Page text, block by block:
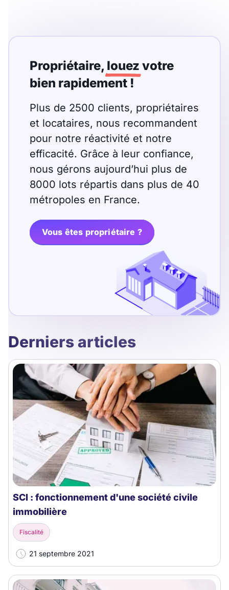
Propriétaire, louez votre
bien rapidement !
Plus de 2500 clients, propriétaires
et locataires, nous recommandent
pour notre réactivité et notre
efficacité. Grâce à leur confiance,
nous gérons aujourd’hui plus de
8000 lots répartis dans plus de 40
métropoles en France.
Vous êtes propriétaire ?
Derniers articles
SCI : fonctionnement d'une société civile
immobilière
Fiscalité
21 septembre 2021